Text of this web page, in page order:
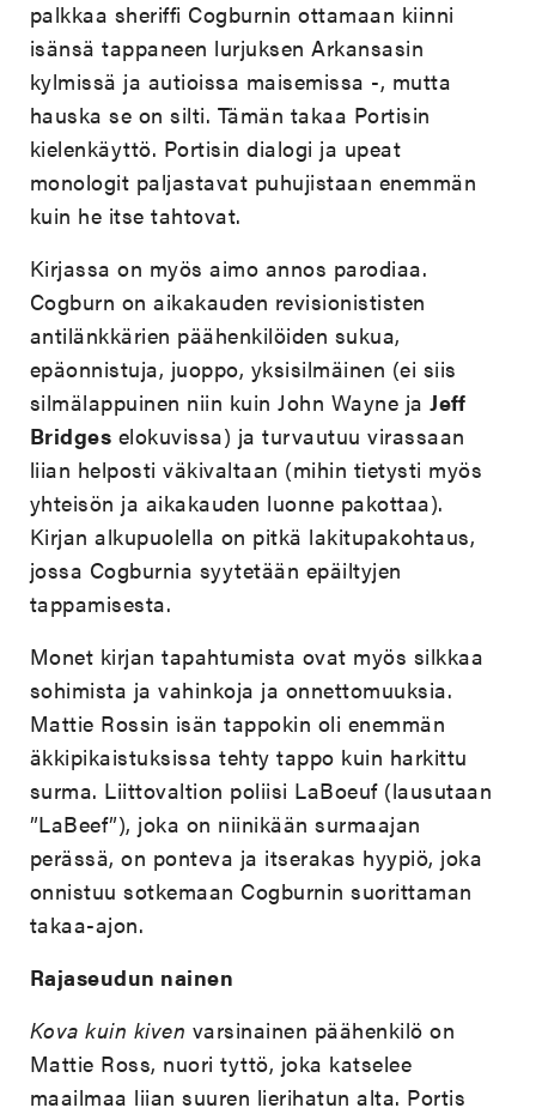
palkkaa sheriffi Cogburnin ottamaan kiinni
isänsä tappaneen lurjuksen Arkansasin
kylmissä ja autioissa maisemissa -, mutta
hauska se on silti. Tämän takaa Portisin
kielenkäyttö. Portisin dialogi ja upeat
monologit paljastavat puhujistaan enemmän
kuin he itse tahtovat.
Kirjassa on myös aimo annos parodiaa.
Cogburn on aikakauden revisionististen
antilänkkärien päähenkilöiden sukua,
epäonnistuja, juoppo, yksisilmäinen (ei siis
silmälappuinen niin kuin John Wayne jaJeff
Bridges elokuvissa) ja turvautuu virassaan
liian helposti väkivaltaan (mihin tietysti myös
yhteisön ja aikakauden luonne pakottaa).
Kirjan alkupuolella on pitkä lakitupakohtaus,
jossa Cogburnia syytetään epäiltyjen
tappamisesta.
Monet kirjan tapahtumista ovat myös silkkaa
sohimista ja vahinkoja ja onnettomuuksia.
Mattie Rossin isän tappokin oli enemmän
äkkipikaistuksissa tehty tappo kuin harkittu
surma. Liittovaltion poliisi LaBoeuf (lausutaan
”LaBeef”), joka on niinikään surmaajan
perässä, on ponteva ja itserakas hyypiö, joka
onnistuu sotkemaan Cogburnin suorittaman
takaa-ajon.
Rajaseudun nainen
Kova kuin kiven varsinainen päähenkilö on
Mattie Ross, nuori tyttö, joka katselee
maailmaa liian suuren lierihatun alta. Portis